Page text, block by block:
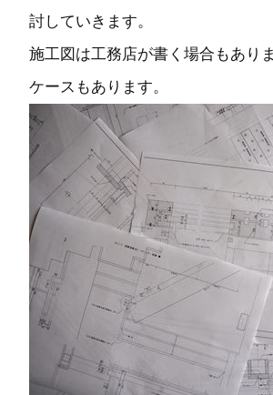
討していきます。
施工図は工務店が書く場合もあり
ケースもあります。